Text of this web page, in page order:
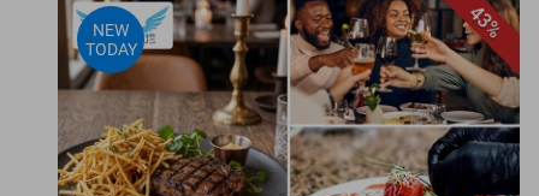
43%
NEW
TODAY